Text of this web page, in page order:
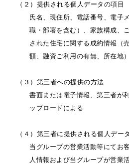
（２）提供される個人データの項目
氏名、現住所、電話番号、電子
職・部署を含む）、家族構成、
された住宅に関する成約情報（
額、融資ご利用の有無、所在地）
（３）第三者への提供の方法
書面または電子情報、第三者が
ップロードによる
（４）第三者に提供される個人デー
当グループの営業活動等にてお
人情報および当グループが営業